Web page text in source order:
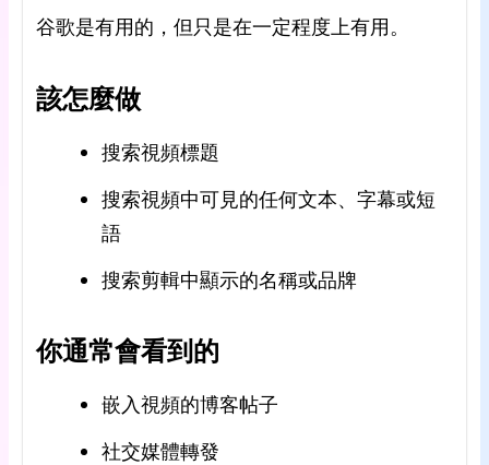
谷歌是有用的，但只是在一定程度上有用。
該怎麼做
搜索視頻標題
搜索視頻中可見的任何文本、字幕或短
語
搜索剪輯中顯示的名稱或品牌
你通常會看到的
嵌入視頻的博客帖子
社交媒體轉發